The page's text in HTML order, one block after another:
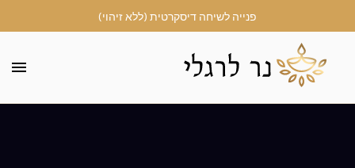
פנייה לשיחה דיסקרטית (ללא זיהוי)